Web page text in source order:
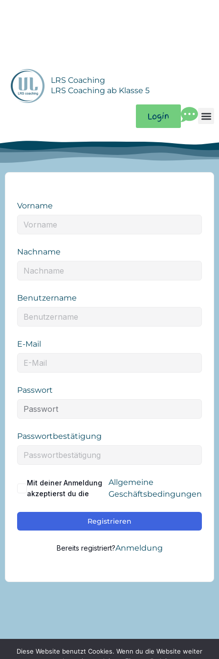
LRS Coaching
LRS Coaching ab Klasse 5
Login
Vorname
Nachname
Benutzername
E-Mail
Passwort
Passwortbestätigung
Mit deiner Anmeldung
akzeptierst du die
Allgemeine
Geschäftsbedingungen
Registrieren
Bereits registriert?Anmeldung
Diese Website benutzt Cookies. Wenn du die Website weiter